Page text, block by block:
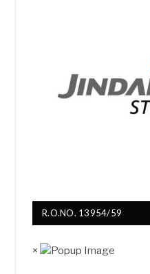
R.O.NO. 13954/59
×